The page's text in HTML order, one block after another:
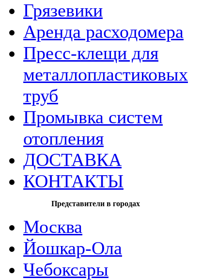
Грязевики
Аренда расходомера
Пресс-клещи для
металлопластиковых
труб
Промывка систем
отопления
ДОСТАВКА
КОНТАКТЫ
Представители в городах
Москва
Йошкар-Ола
Чебоксары